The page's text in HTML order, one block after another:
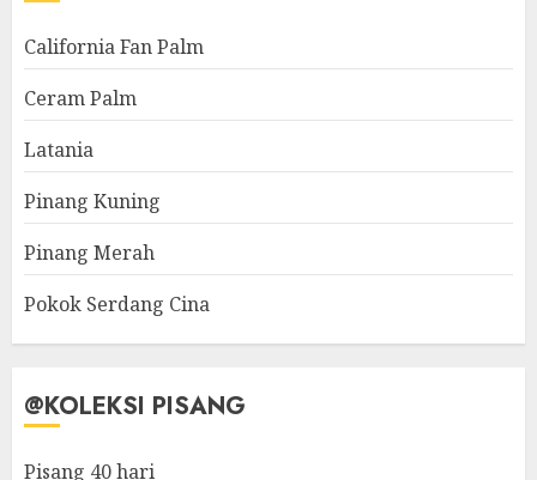
California Fan Palm
Ceram Palm
Latania
Pinang Kuning
Pinang Merah
Pokok Serdang Cina
@KOLEKSI PISANG
Pisang 40 hari